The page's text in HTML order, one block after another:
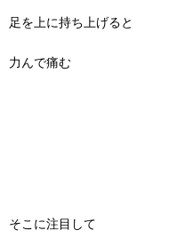
足を上に持ち上げると
力んで痛む
そこに注目して